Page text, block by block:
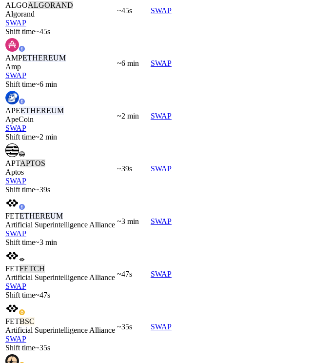
ALGOALGORAND
Algorand
SWAP
Shift time~45s
~45s SWAP
AMPETHEREUM
Amp
SWAP
Shift time~6 min
~6 min SWAP
APEETHEREUM
ApeCoin
SWAP
Shift time~2 min
~2 min SWAP
APTAPTOS
Aptos
SWAP
Shift time~39s
~39s SWAP
FETETHEREUM
Artificial Superintelligence Alliance
SWAP
Shift time~3 min
~3 min SWAP
FETFETCH
Artificial Superintelligence Alliance
SWAP
Shift time~47s
~47s SWAP
FETBSC
Artificial Superintelligence Alliance
SWAP
Shift time~35s
~35s SWAP